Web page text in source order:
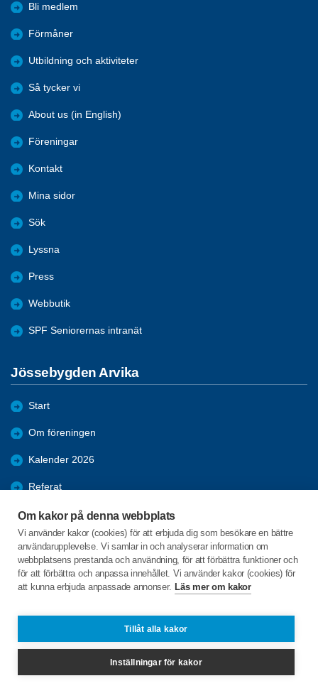
Om kakor på denna webbplats
Vi använder kakor (cookies) för att erbjuda dig som besökare en bättre
användarupplevelse. Vi samlar in och analyserar information om
webbplatsens prestanda och användning, för att förbättra funktioner och
för att förbättra och anpassa innehållet. Vi använder kakor (cookies) för
att kunna erbjuda anpassade annonser. Läs mer om kakor
Tillåt alla kakor
Inställningar för kakor
Bli medlem
Förmåner
Utbildning och aktiviteter
Så tycker vi
About us (in English)
Föreningar
Kontakt
Mina sidor
Sök
Lyssna
Press
Webbutik
SPF Seniorernas intranät
Jössebygden Arvika
Start
Om föreningen
Kalender 2026
Referat
Bildgalleri
Bli medlem
Förmåner
jossebygdenarvika@spfseniorerna.se